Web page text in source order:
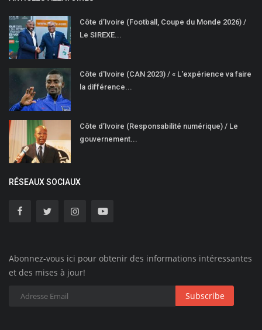
Côte d’Ivoire (Football, Coupe du Monde 2026) /
Le SIREXE...
Côte d'Ivoire (CAN 2023) / « L'expérience va faire
la différence...
Côte d’Ivoire (Responsabilité numérique) / Le
gouvernement...
RÉSEAUX SOCIAUX
Abonnez-vous ici pour obtenir des informations intéressantes
et des mises à jour!
Subscribe